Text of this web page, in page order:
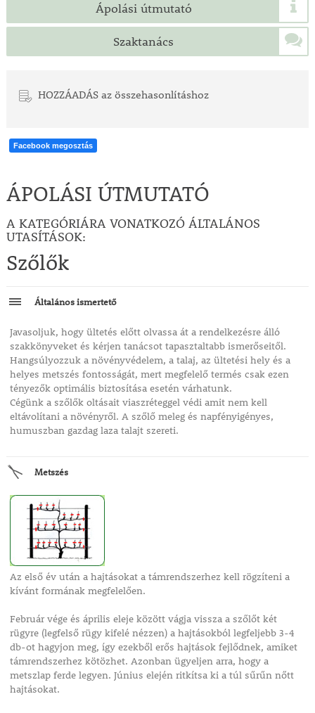
Ápolási útmutató
Szaktanács
HOZZÁADÁS az összehasonlításhoz
Facebook megosztás
ÁPOLÁSI ÚTMUTATÓ
A KATEGÓRIÁRA VONATKOZÓ ÁLTALÁNOS
UTASÍTÁSOK:
Szőlők
Általános ismertető
Javasoljuk, hogy ültetés előtt olvassa át a rendelkezésre álló
szakkönyveket és kérjen tanácsot tapasztaltabb ismerőseitől.
Hangsúlyozzuk a növényvédelem, a talaj, az ültetési hely és a
helyes metszés fontosságát, mert megfelelő termés csak ezen
tényezők optimális biztosítása esetén várhatunk.
Cégünk a szőlők oltásait viaszréteggel védi amit nem kell
eltávolítani a növényről. A szőlő meleg és napfényigényes,
humuszban gazdag laza talajt szereti.
Metszés
Az első év után a hajtásokat a támrendszerhez kell rögzíteni a
kívánt formának megfelelően.
Február vége és április eleje között vágja vissza a szőlőt két
rügyre (legfelső rügy kifelé nézzen) a hajtásokból legfeljebb 3-4
db-ot hagyjon meg, így ezekből erős hajtások fejlődnek, amiket
támrendszerhez kötözhet. Azonban ügyeljen arra, hogy a
metszlap ferde legyen. Június elején ritkítsa ki a túl sűrűn nőtt
hajtásokat.